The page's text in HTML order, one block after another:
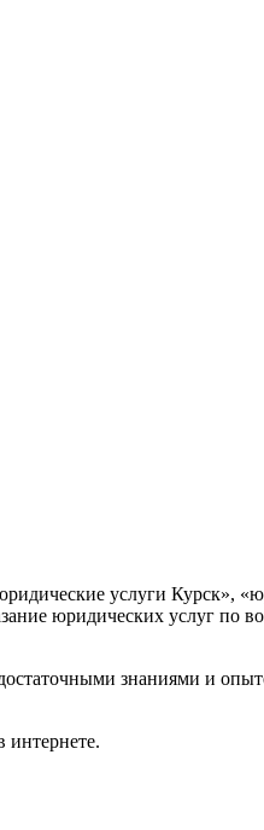
услуги Курск»,
юридических услуг по
знаниями и
интернете.